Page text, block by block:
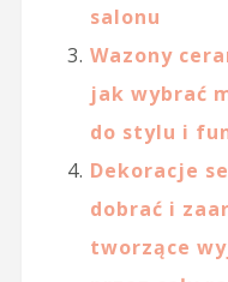
salonu
Wazony
jak wybrać
do stylu i
Dekoracje
dobrać i
tworzące